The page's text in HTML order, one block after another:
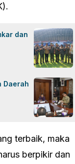
dan
Daerah
terbaik, maka
berpikir dan